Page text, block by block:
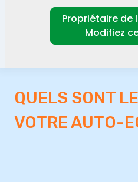
Propriétaire de
Modifiez
QUELS SONT
VOTRE AUTO-